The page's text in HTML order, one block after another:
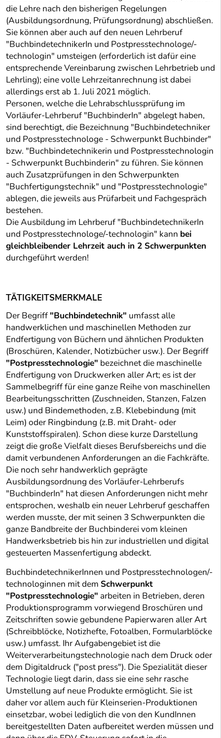
die Lehre nach den bisherigen Regelungen
(Ausbildungsordnung, Prüfungsordnung) abschließen.
Sie können aber auch auf den neuen Lehrberuf
"BuchbindetechnikerIn und Postpresstechnologe/-
technologin" umsteigen (erforderlich ist dafür eine
entsprechende Vereinbarung zwischen Lehrbetrieb und
Lehrling); eine volle Lehrzeitanrechnung ist dabei
allerdings erst ab 1. Juli 2021 möglich.
Personen, welche die Lehrabschlussprüfung im
Vorläufer-Lehrberuf "BuchbinderIn" abgelegt haben,
sind berechtigt, die Bezeichnung "Buchbindetechniker
und Postpresstechnologe - Schwerpunkt Buchbinder"
bzw. "Buchbindetechnikerin und Postpresstechnologin
- Schwerpunkt Buchbinderin" zu führen. Sie können
auch Zusatzprüfungen in den Schwerpunkten
"Buchfertigungstechnik" und "Postpresstechnologie"
ablegen, die jeweils aus Prüfarbeit und Fachgespräch
bestehen.
Die Ausbildung im Lehrberuf "BuchbindetechnikerIn
und Postpresstechnologe/-technologin" kann bei
gleichbleibender Lehrzeit auch in 2 Schwerpunkten
durchgeführt werden!
TÄTIGKEITSMERKMALE
Der Begriff "Buchbindetechnik" umfasst alle
handwerklichen und maschinellen Methoden zur
Endfertigung von Büchern und ähnlichen Produkten
(Broschüren, Kalender, Notizbücher usw.). Der Begriff
"Postpresstechnologie" bezeichnet die maschinelle
Endfertigung von Druckwerken aller Art; es ist der
Sammelbegriff für eine ganze Reihe von maschinellen
Bearbeitungsschritten (Zuschneiden, Stanzen, Falzen
usw.) und Bindemethoden, z.B. Klebebindung (mit
Leim) oder Ringbindung (z.B. mit Draht- oder
Kunststoffspiralen). Schon diese kurze Darstellung
zeigt die große Vielfalt dieses Berufsbereichs und die
damit verbundenen Anforderungen an die Fachkräfte.
Die noch sehr handwerklich geprägte
Ausbildungsordnung des Vorläufer-Lehrberufs
"BuchbinderIn" hat diesen Anforderungen nicht mehr
entsprochen, weshalb ein neuer Lehrberuf geschaffen
werden musste, der mit seinen 3 Schwerpunkten die
ganze Bandbreite der Buchbinderei vom kleinen
Handwerksbetrieb bis hin zur industriellen und digital
gesteuerten Massenfertigung abdeckt.
BuchbindetechnikerInnen und Postpresstechnologen/-
technologinnen mit dem Schwerpunkt
"Postpresstechnologie" arbeiten in Betrieben, deren
Produktionsprogramm vorwiegend Broschüren und
Zeitschriften sowie gebundene Papierwaren aller Art
(Schreibblöcke, Notizhefte, Fotoalben, Formularblöcke
usw.) umfasst. Ihr Aufgabengebiet ist die
Weiterverarbeitungstechnologie nach dem Druck oder
dem Digitaldruck ("post press"). Die Spezialität dieser
Technologie liegt darin, dass sie eine sehr rasche
Umstellung auf neue Produkte ermöglicht. Sie ist
daher vor allem auch für Kleinserien-Produktionen
einsetzbar, wobei lediglich die von den KundInnen
bereitgestellten Daten aufbereitet werden müssen und